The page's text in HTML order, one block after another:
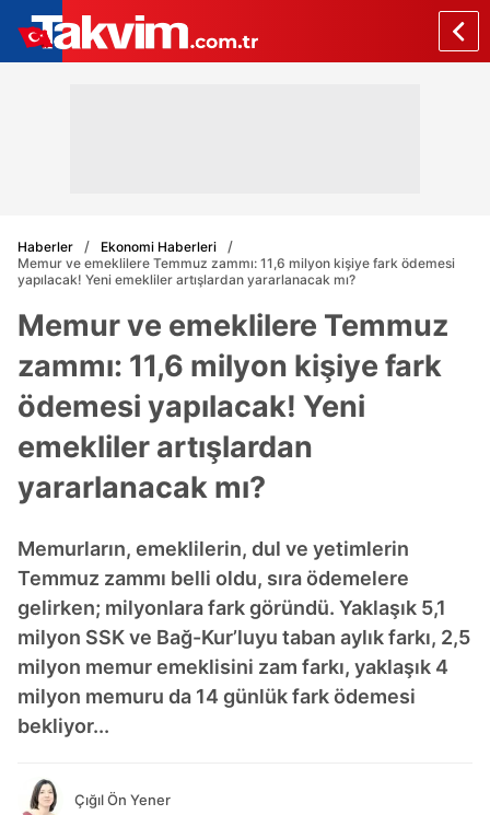
Haberler
Ekonomi Haberleri
Memur ve emeklilere Temmuz zammı: 11,6 milyon kişiye fark ödemesi
yapılacak! Yeni emekliler artışlardan yararlanacak mı?
Memur ve emeklilere Temmuz
zammı: 11,6 milyon kişiye fark
ödemesi yapılacak! Yeni
emekliler artışlardan
yararlanacak mı?
Memurların, emeklilerin, dul ve yetimlerin
Temmuz zammı belli oldu, sıra ödemelere
gelirken; milyonlara fark göründü. Yaklaşık 5,1
milyon SSK ve Bağ-Kur’luyu taban aylık farkı, 2,5
milyon memur emeklisini zam farkı, yaklaşık 4
milyon memuru da 14 günlük fark ödemesi
bekliyor...
Çığıl Ön Yener